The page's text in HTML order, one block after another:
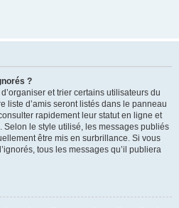
?
et trier certains utilisateurs du
liste d’amis seront listés dans le panneau
rapidement leur statut en ligne et
Selon le style utilisé, les messages publiés
être mis en surbrillance. Si vous
tous les messages qu’il publiera